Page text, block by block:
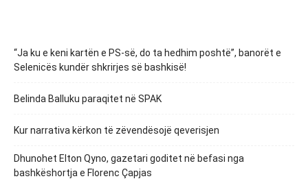
“Ja ku e keni kartën e PS-së, do ta hedhim poshtë”, banorët e
Selenicës kundër shkrirjes së bashkisë!
Belinda Balluku paraqitet në SPAK
Kur narrativa kërkon të zëvendësojë qeverisjen
Dhunohet Elton Qyno, gazetari goditet në befasi nga
bashkëshortja e Florenc Çapjas